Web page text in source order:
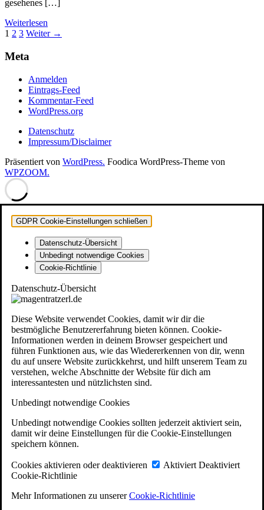
gesehenes […]
Weiterlesen
Seitennummerierung
der
1 2 3 Weiter →
Meta
Anmelden
Eintrags-Feed
Kommentar-Feed
WordPress.org
Datenschutz
Impressum/Disclaimer
Präsentiert von WordPress. Foodica WordPress-Theme von
WPZOOM.
GDPR Cookie-Einstellungen schließen
Datenschutz-Übersicht
Unbedingt notwendige Cookies
Cookie-Richtlinie
Datenschutz-Übersicht
Diese Website verwendet Cookies, damit wir dir die
bestmögliche Benutzererfahrung bieten können. Cookie-
Informationen werden in deinem Browser gespeichert und
führen Funktionen aus, wie das Wiedererkennen von dir, wenn
du auf unsere Website zurückkehrst, und hilft unserem Team zu
verstehen, welche Abschnitte der Website für dich am
interessantesten und nützlichsten sind.
Unbedingt notwendige Cookies
Unbedingt notwendige Cookies sollten jederzeit aktiviert sein,
damit wir deine Einstellungen für die Cookie-Einstellungen
speichern können.
Cookies aktivieren oder deaktivieren Aktiviert Deaktiviert
Cookie-Richtlinie
Mehr Informationen zu unsererCookie-Richtlinie